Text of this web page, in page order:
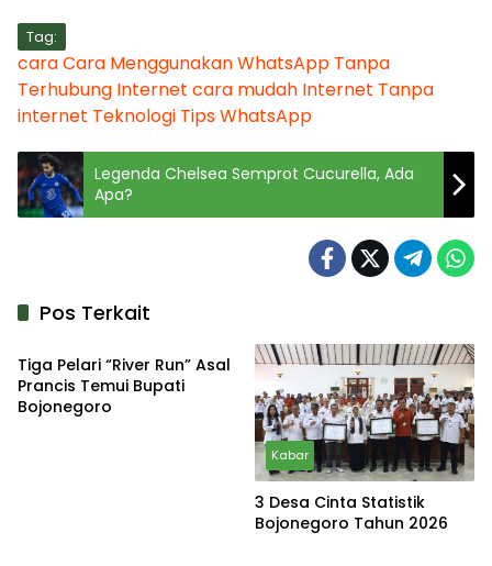
Tag:
caraCara Menggunakan WhatsApp Tanpa
Terhubung Internet cara mudah Internet Tanpa
internet Teknologi TipsWhatsApp
Legenda Chelsea Semprot Cucurella, Ada
Apa?
Pos Terkait
Kabar
Tiga Pelari “River Run” Asal
Prancis Temui Bupati
Bojonegoro
Kabar
3 Desa Cinta Statistik
Bojonegoro Tahun 2026
Kabar